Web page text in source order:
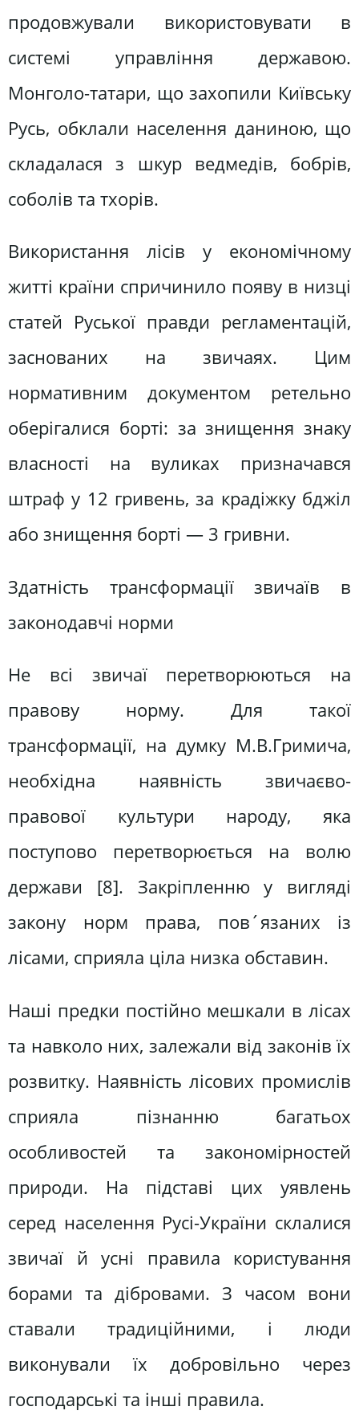
продовжували використовувати в
системі управління державою.
Монголо-татари, що захопили Київську
Русь, обклали населення даниною, що
складалася з шкур ведмедів, бобрів,
соболів та тхорів.
Використання лісів у економічному
житті країни спричинило появу в низці
статей Руської правди регламентацій,
заснованих на звичаях. Цим
нормативним документом ретельно
оберігалися борті: за знищення знаку
власності на вуликах призначався
штраф у 12 гривень, за крадіжку бджіл
або знищення борті — 3 гривни.
Здатність трансформації звичаїв в
законодавчі норми
Не всі звичаї перетворюються на
правову норму. Для такої
трансформації, на думку М.В.Гримича,
необхідна наявність звичаєво-
правової культури народу, яка
поступово перетворюється на волю
держави [8]. Закріпленню у вигляді
закону норм права, пов´язаних із
лісами, сприяла ціла низка обставин.
Наші предки постійно мешкали в лісах
та навколо них, залежали від законів їх
розвитку. Наявність лісових промислів
сприяла пізнанню багатьох
особливостей та закономірностей
природи. На підставі цих уявлень
серед населення Русі-України склалися
звичаї й усні правила користування
борами та дібровами. З часом вони
ставали традиційними, і люди
виконували їх добровільно через
господарські та інші правила.